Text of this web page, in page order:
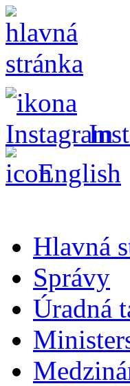
English
Hlavná
Správy
Úradná